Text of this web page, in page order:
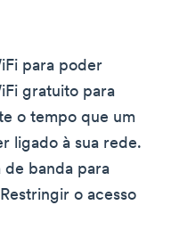
para poder
gratuito para
o tempo que um
ligado à sua rede.
banda para
o acesso